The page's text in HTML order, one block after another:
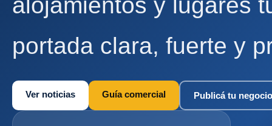
portada clara, fuerte y
Ver noticias Guía comercial Publicá tu negocio